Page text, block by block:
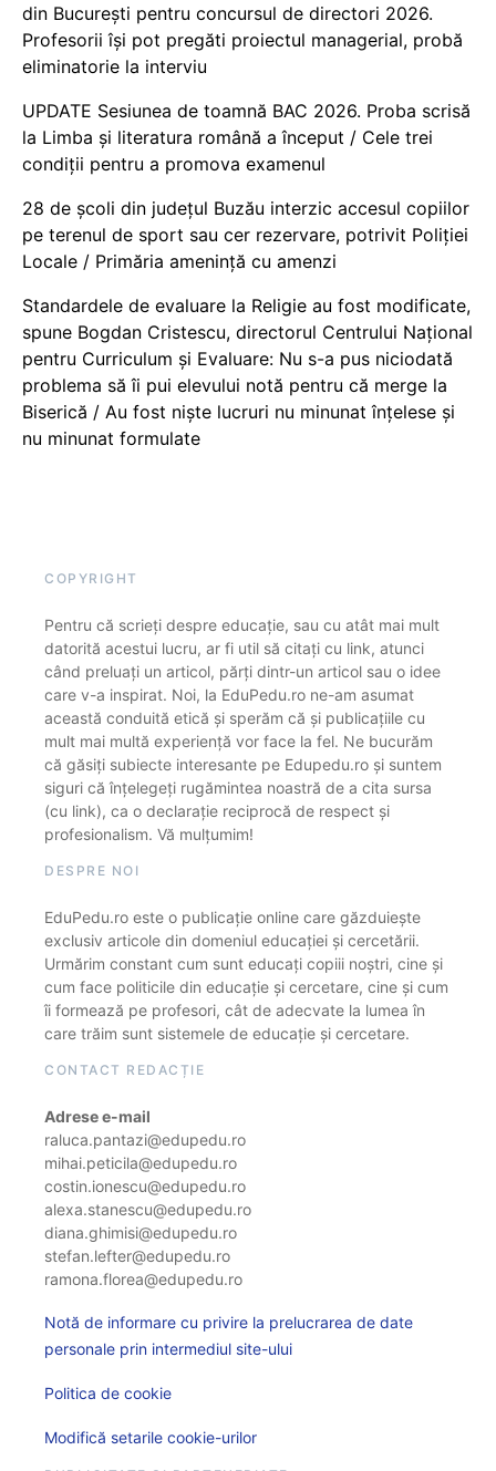
din București pentru concursul de directori 2026.
Profesorii își pot pregăti proiectul managerial, probă
eliminatorie la interviu
UPDATE Sesiunea de toamnă BAC 2026. Proba scrisă
la Limba și literatura română a început / Cele trei
condiții pentru a promova examenul
28 de școli din județul Buzău interzic accesul copiilor
pe terenul de sport sau cer rezervare, potrivit Poliției
Locale / Primăria amenință cu amenzi
Standardele de evaluare la Religie au fost modificate,
spune Bogdan Cristescu, directorul Centrului Național
pentru Curriculum și Evaluare: Nu s-a pus niciodată
problema să îi pui elevului notă pentru că merge la
Biserică / Au fost niște lucruri nu minunat înțelese și
nu minunat formulate
COPYRIGHT
Pentru că scrieți despre educație, sau cu atât mai mult
datorită acestui lucru, ar fi util să citați cu link, atunci
când preluați un articol, părți dintr-un articol sau o idee
care v-a inspirat. Noi, la EduPedu.ro ne-am asumat
această conduită etică și sperăm că și publicațiile cu
mult mai multă experiență vor face la fel. Ne bucurăm
că găsiți subiecte interesante pe Edupedu.ro și suntem
siguri că înțelegeți rugămintea noastră de a cita sursa
(cu link), ca o declarație reciprocă de respect și
profesionalism. Vă mulțumim!
DESPRE NOI
EduPedu.ro este o publicație online care găzduiește
exclusiv articole din domeniul educației și cercetării.
Urmărim constant cum sunt educați copiii noștri, cine și
cum face politicile din educație și cercetare, cine și cum
îi formează pe profesori, cât de adecvate la lumea în
care trăim sunt sistemele de educație și cercetare.
CONTACT REDACȚIE
Adrese e-mail
raluca.pantazi@edupedu.ro
mihai.peticila@edupedu.ro
costin.ionescu@edupedu.ro
alexa.stanescu@edupedu.ro
diana.ghimisi@edupedu.ro
stefan.lefter@edupedu.ro
ramona.florea@edupedu.ro
Notă de informare cu privire la prelucrarea de date
personale prin intermediul site-ului
Politica de cookie
Modifică setarile cookie-urilor